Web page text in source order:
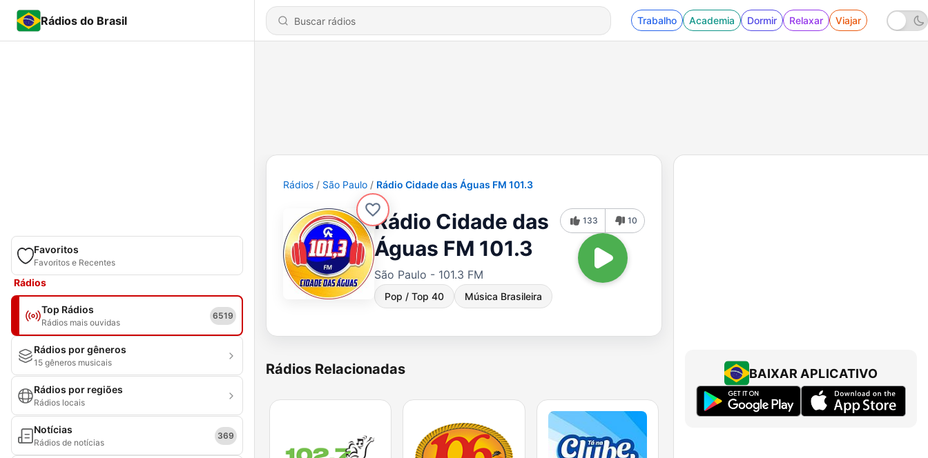
Rádios do Brasil Trabalho Academia Dormir Relaxar Viajar
Favoritos
Favoritos e Recentes
Rádios
Top Rádios
Rádios mais ouvidas
6519
Rádios por gêneros
15 gêneros musicais
Rádios por regiões
Rádios locais
Notícias
Rádios de notícias
369
Rádios São Paulo Rádio Cidade das Águas FM 101.3
Rádio Cidade das
Águas FM 101.3
São Paulo - 101.3 FM
Pop / Top 40 Música Brasileira
133 10
Rádios Relacionadas BAIXAR APLICATIVO